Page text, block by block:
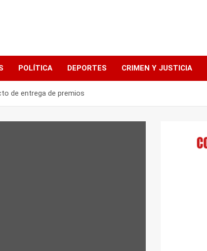
POLÍTICA DEPORTES CRIMEN Y JUSTICIA
de entrega de premios